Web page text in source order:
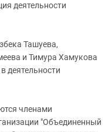
деятельности
Ташуева,
и Тимура Хамукова
деятельности
членами
"Объединенный